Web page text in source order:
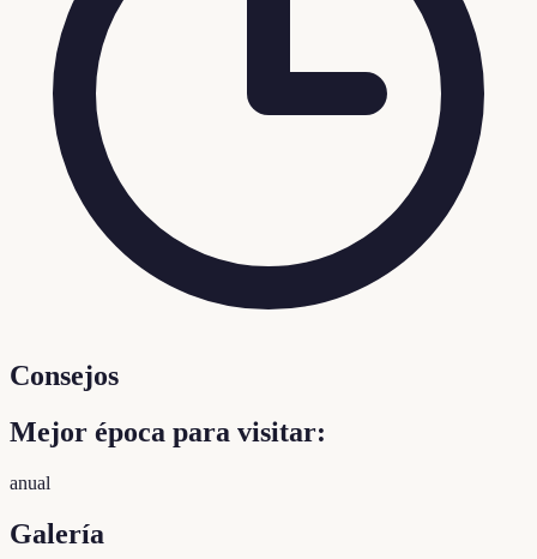
Consejos
Mejor época para visitar:
anual
Galería